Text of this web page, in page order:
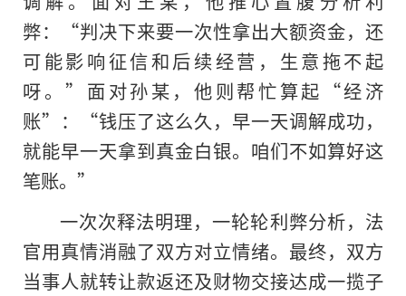
弊：“判决下来要一次性拿出大额资金，还
可能影响征信和后续经营，生意拖不起
呀。”面对孙某，他则帮忙算起“经济
账”：“钱压了这么久，早一天调解成功，
就能早一天拿到真金白银。咱们不如算好这
笔账。”
一次次释法明理，一轮轮利弊分析，法
官用真情消融了双方对立情绪。最终，双方
当事人就转让款返还及财物交接达成一揽子